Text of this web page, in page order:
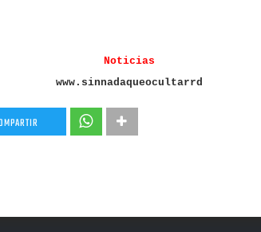
Noticias
www.sinnadaqueocultarrd